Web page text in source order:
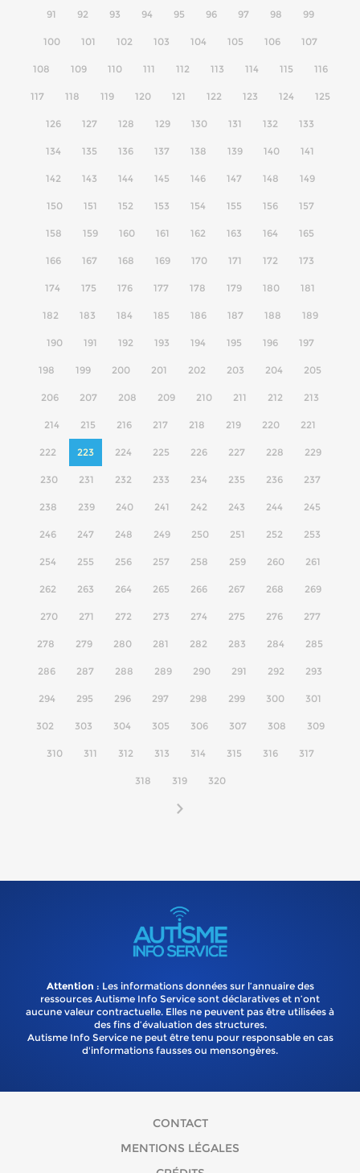
91 92 93 94 95 96 97 98 99
100 101 102 103 104 105 106 107
108 109 110 111 112 113 114 115 116
117 118 119 120 121 122 123 124 125
126 127 128 129 130 131 132 133
134 135 136 137 138 139 140 141
142 143 144 145 146 147 148 149
150 151 152 153 154 155 156 157
158 159 160 161 162 163 164 165
166 167 168 169 170 171 172 173
174 175 176 177 178 179 180 181
182 183 184 185 186 187 188 189
190 191 192 193 194 195 196 197
198 199 200 201 202 203 204 205
206 207 208 209 210 211 212 213
214 215 216 217 218 219 220 221
222 223 224 225 226 227 228 229
230 231 232 233 234 235 236 237
238 239 240 241 242 243 244 245
246 247 248 249 250 251 252 253
254 255 256 257 258 259 260 261
262 263 264 265 266 267 268 269
270 271 272 273 274 275 276 277
278 279 280 281 282 283 284 285
286 287 288 289 290 291 292 293
294 295 296 297 298 299 300 301
302 303 304 305 306 307 308 309
310 311 312 313 314 315 316 317
318 319 320
Attention : Les informations données sur l’annuaire des
ressources Autisme Info Service sont déclaratives et n’ont
aucune valeur contractuelle. Elles ne peuvent pas être utilisées à
des fins d’évaluation des structures.
Autisme Info Service ne peut être tenu pour responsable en cas
d'informations fausses ou mensongères.
CONTACT
MENTIONS LÉGALES